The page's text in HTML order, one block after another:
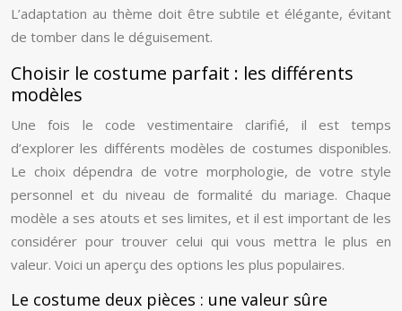
L’adaptation au thème doit être subtile et élégante, évitant
de tomber dans le déguisement.
Choisir le costume parfait : les différents
modèles
Une fois le code vestimentaire clarifié, il est temps
d’explorer les différents modèles de costumes disponibles.
Le choix dépendra de votre morphologie, de votre style
personnel et du niveau de formalité du mariage. Chaque
modèle a ses atouts et ses limites, et il est important de les
considérer pour trouver celui qui vous mettra le plus en
valeur. Voici un aperçu des options les plus populaires.
Le costume deux pièces : une valeur sûre